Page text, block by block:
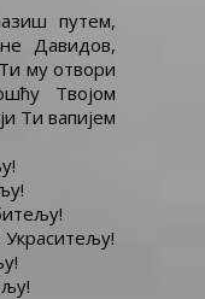
путем,
Давидов,
му отвори
Твојом
Ти вапијем
Украситељу!